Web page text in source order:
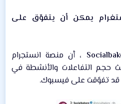
يمكن أن يتفوّق على
، أن منصة انستجرام
حجم التفاعلات والأنشطة في
قد تفوّقت على فيسبوك.​